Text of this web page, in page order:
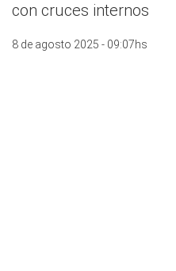
con cruces internos
8 de agosto 2025 - 09:07hs